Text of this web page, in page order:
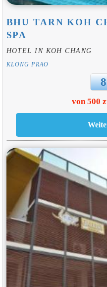
BHU TARN KOH
SPA
HOTEL IN KOH CHANG
KLONG PRAO
von 500